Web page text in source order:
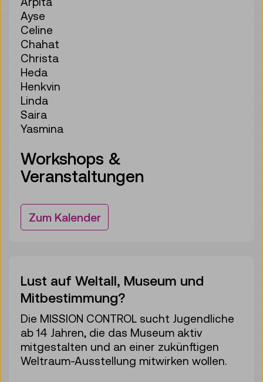
Ayse
Celine
Chahat
Christa
Heda
Henkvin
Linda
Saira
Yasmina
Workshops &
Veranstaltungen
Zum Kalender
Lust auf Weltall, Museum und
Mitbestimmung?
Die MISSION CONTROL sucht Jugendliche
ab 14 Jahren, die das Museum aktiv
mitgestalten und an einer zukünftigen
Weltraum-Ausstellung mitwirken wollen.